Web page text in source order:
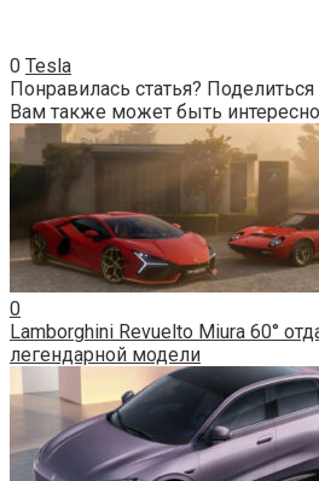
0 Tesla
Понравилась статья?
Вам также может быть интересно
0
Lamborghini Revuelto Miura 60°
легендарной модели